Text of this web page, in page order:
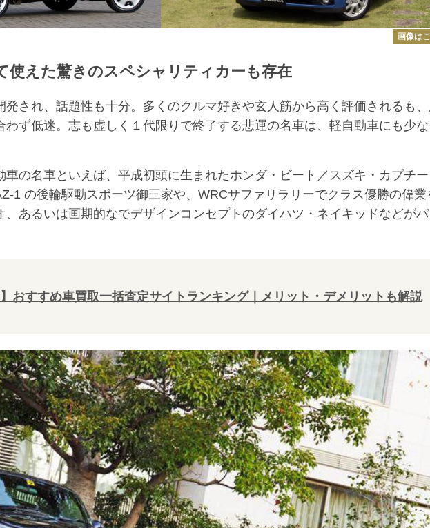
画像は
使えた驚きのスペシャリティカーも存在
され、話題性も十分。多くのクルマ好きや玄人筋から高く評価されるも
わず低迷。志も虚しく１代限りで終了する悲運の名車は、軽自動車にも少
の名車といえば、平成初頭に生まれたホンダ・ビート／スズキ・カプチ
1 の後輪駆動スポーツ御三家や、WRCサファリラリーでクラス優勝の偉業
、あるいは画期的なでデザインコンセプトのダイハツ・ネイキッドなどが
】おすすめ車買取一括査定サイトランキング｜メリット・デメリットも解説